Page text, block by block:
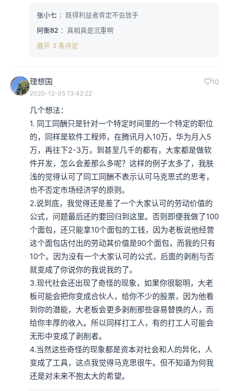
张小七 ：既得利益者肯定不会放手
阿衡82 ：真相真是沉重啊
展开 3 条评论
理想国 10
2020-12-05 13:42:22
几个想法：
1. 同工同酬只是针对一个特定时间里的一个特定的职位
的，同样是软件工程师，在腾讯月入10万，华为月入5
万，再往下2-3万，到甚至几千的都有，大家都是做软
件开发，怎么会差那么多呢？这样的例子太多了，我肤
浅的觉得认可了同工同酬不表示认可马克思式的思考，
也不否定市场经济学的原则。
2.说到底，我觉得还是差了一个大家认可的劳动价值的
公式，问题最后还的要回归到这里。否则即便我做了100
个面包，还只能拿10个面包的工钱，因为老板说他经营
这个面包店付出的劳动其价值是90个面包，而我的只有
10个。因为没有一个大家认可的公式，后面的剥削与否
就变成了你说你的我说我的了。
3.现代社会还出现了奇怪的现象，如果你很聪明，大老
板可能会把你变成合伙人，给你不少的股票，因为他看
到你的潜能，大老板会更多剥削那些容易替换的人，而
给你丰厚的收入。所以同样打工人，有的打工人可能会
无形中变成了剥削者。
4.当然这些奇怪的现象都是资本对社会和人的异化，人
变成了工具，这点我觉得马克思很牛。但不知道为何我
还是对未来不抱太大的希望。